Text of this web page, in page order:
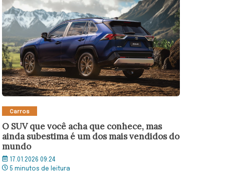
Carros
O SUV que você acha que conhece, mas
ainda subestima é um dos mais vendidos do
mundo
17.01.2026 09:24
5 minutos de leitura